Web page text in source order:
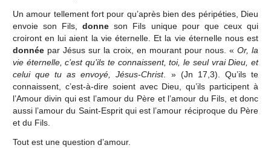
Un amour tellement fort pour qu’après bien des péripéties, Dieu
envoie son Fils,donne son Fils unique pour que ceux qui
croiront en lui aient la vie éternelle. Et la vie éternelle nous est
donnéepar Jésus sur la croix, en mourant pour nous. «Or, la
vie éternelle, c’est qu’ils te connaissent, toi, le seul vrai Dieu, et
celui que tu as envoyé, Jésus-Christ. » (Jn 17,3). Qu’ils te
connaissent, c’est-à-dire soient avec Dieu, qu’ils participent à
l’Amour divin qui est l’amour du Père et l’amour du Fils, et donc
aussi l’amour du Saint-Esprit qui est l’amour réciproque du Père
et du Fils.
Tout est une question d’amour.